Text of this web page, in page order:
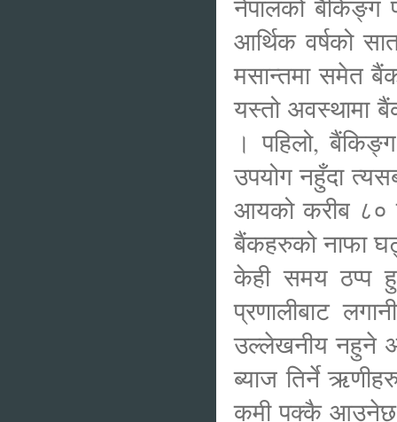
नेपालको बैंकिङ्ग
आर्थिक वर्षको
मसान्तमा समेत
यस्तो अवस्थामा
। पहिलो,
उपयोग नहुँदा
आयको करीब ८०
बैंकहरुको नाफा
केही समय ठप्प
प्रणालीबाट
उल्लेखनीय नहुने
ब्याज तिर्ने
कमी पक्कै आउनेछ